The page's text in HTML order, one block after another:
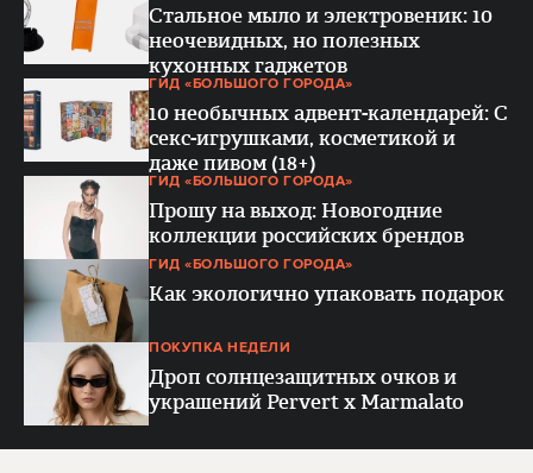
Стальное мыло и электровеник: 10
неочевидных, но полезных
кухонных гаджетов
ГИД «БОЛЬШОГО ГОРОДА»
10 необычных адвент-календарей: С
секс-игрушками, косметикой и
даже пивом (18+)
ГИД «БОЛЬШОГО ГОРОДА»
Прошу на выход: Новогодние
коллекции российских брендов
ГИД «БОЛЬШОГО ГОРОДА»
Как экологично упаковать подарок
ПОКУПКА НЕДЕЛИ
Дроп солнцезащитных очков и
украшений Pervert x Marmalato